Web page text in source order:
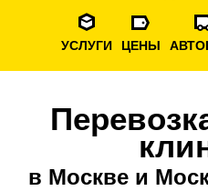
УСЛУГИ ЦЕНЫ
в Москве и